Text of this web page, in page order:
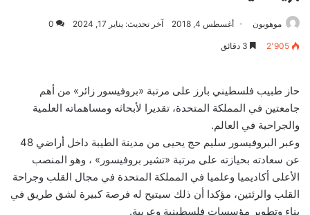
موهوبون أغسطس 4, 2018 آخر تحديث: يناير 17, 2024 0
2٬905
حاز طبيب فلسطيني بارز على مرتبة «بروفيسور زائر» من أهم
جامعتين في المملكة المتحدة، تقديرا لأبحاثه ومساهماته العلمية
والجراحية في العالم.
وعبر البروفيسور سليم حج يحيى من مدينة الطيبة داخل أراضي 48
عن سعادته بحيازته على مرتبة «تشير بروفيسور» ، وهو المنصب
الأعلى أكاديميا وعلميا في المملكة المتحدة في مجال القلب وجراحة
القلب والرئتين، مؤكدا أن ذلك سيتيح له فرصة كبيرة لشق طريق في
بناء وتطوير مؤسسات فلسطينية وعربية.